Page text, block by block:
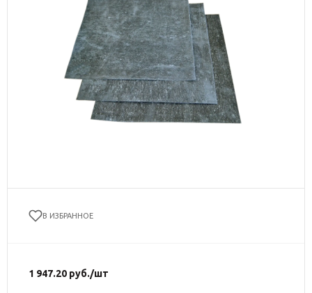
В ИЗБРАННОЕ
1 947.20 руб./шт